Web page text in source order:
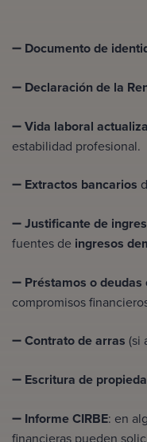
➖ Documento de
➖ Declaración de la
➖Vida laboral
estabilidad profesional.
➖ Extractos bancarios
➖Justificante de
fuentes de ingresos
➖ Préstamos o deudas
compromisos
➖Contrato de arras (si
➖ Escritura de
➖ Informe CIRBE: en
financieras pueden